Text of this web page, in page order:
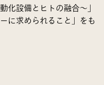
化設備とヒトの融合～」
に求められること」をも